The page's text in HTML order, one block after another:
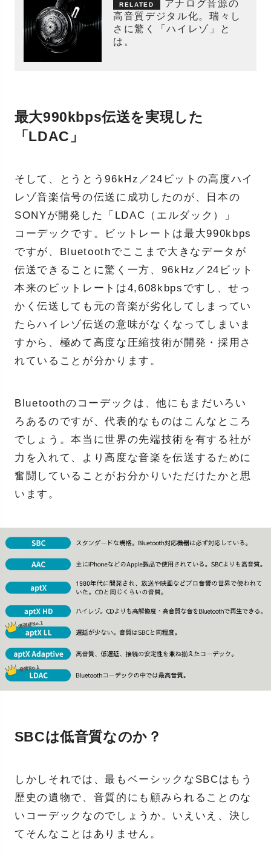
アナログ音源の
高音質デジタル化。瑞々し
さに驚く「ハイレゾ」と
は。
最大990kbps伝送を実現した
「LDAC」
そして、とうとう96kHz／24ビットの高度ハイ
レゾ音楽信号の伝送に成功したのが、日本の
SONYが開発した「LDAC（エルダック）」
コーデックです。ビットレートは最大990kbps
ですが、Bluetoothでここまで大きなデータが
伝送できることに驚く一方、96kHz／24ビット
本来のビットレートは4,608kbpsですし、せっ
かく伝送しても元の音楽が劣化してしまってい
たらハイレゾ伝送の意味がなくなってしまいま
すから、極めて高度な圧縮技術が開発・採用さ
れていることが分かります。
Bluetoothのコーデックは、他にもまだいろい
ろあるのですが、代表的なものはこんなところ
でしょう。本当に世界の先端技術を有する社が
力を入れて、より高度な音楽を伝送するために
奮闘していることがお分かりいただけたかと思
います。
SBCは低音質なのか？
しかしそれでは、最もベーシックなSBCはもう
歴史の遺物で、音質的にも顧みられることのな
いコーデックなのでしょうか。いえいえ、決し
てそんなことはありません。